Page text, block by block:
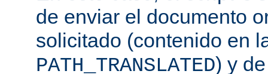
de enviar el documento
solicitado (contenido en
PATH_TRANSLATED) y